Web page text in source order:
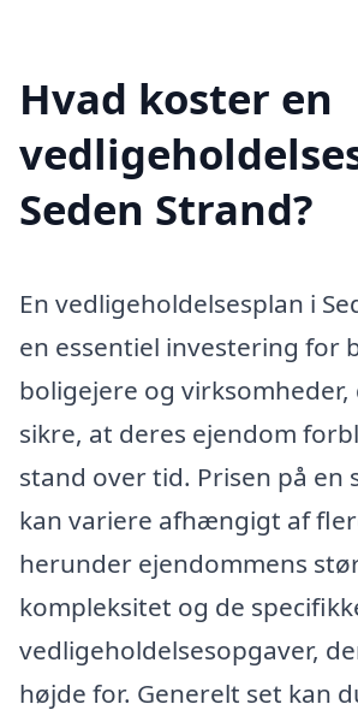
Hvad koster en
Seden Strand?
En vedligeholdelsesplan i
en essentiel investering for
boligejere og
sikre, at deres ejendom
stand over tid. Prisen på en
kan variere afhængigt af
herunder ejendommens
kompleksitet og de
vedligeholdelsesopgaver,
højde for. Generelt set kan